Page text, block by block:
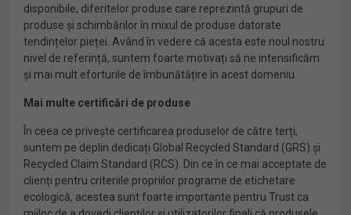
disponibile, diferitelor produse care reprezintă grupuri de
produse și schimbărilor în mixul de produse datorate
tendințelor pieței. Având în vedere că acesta este noul nostru
nivel de referință, suntem foarte motivați să ne intensificăm
și mai mult eforturile de îmbunătățire în acest domeniu.
Mai multe certificări de produse
În ceea ce privește certificarea produselor de către terți,
suntem pe deplin dedicați Global Recycled Standard (GRS) și
Recycled Claim Standard (RCS). Din ce în ce mai acceptate de
clienți pentru criteriile propriilor programe de etichetare
ecologică, acestea sunt foarte importante pentru Trust ca